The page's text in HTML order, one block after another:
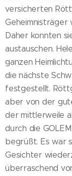
versicherten
Geheimnisträger
Daher konnten
austauschen.
ganzen
die nächste
festgestellt.
aber von der
der mittlerweile
durch die
begrüßt. Es war
Gesichter
überraschend